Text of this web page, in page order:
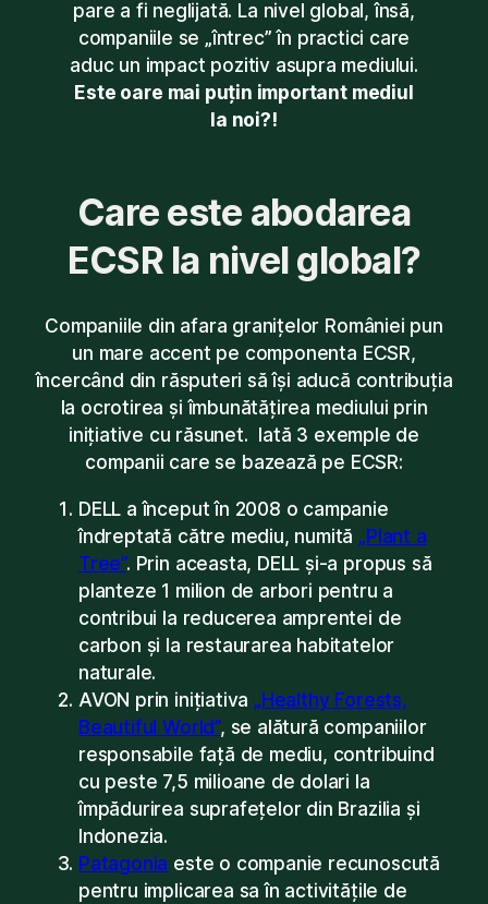
pare a fi neglijată. La nivel global, însă,
companiile se „întrec” în practici care
aduc un impact pozitiv asupra mediului.
Este oare mai puțin important mediul
la noi?!
Care este abodarea
ECSR la nivel global?
Companiile din afara granițelor României pun
un mare accent pe componenta ECSR,
încercând din răsputeri să își aducă contribuția
la ocrotirea și îmbunătățirea mediului prin
inițiative cu răsunet. Iată 3 exemple de
companii care se bazează pe ECSR:
DELL a început în 2008 o campanie
îndreptată către mediu, numită „Plant a
Tree”. Prin aceasta, DELL și-a propus să
planteze 1 milion de arbori pentru a
contribui la reducerea amprentei de
carbon și la restaurarea habitatelor
naturale.
AVON prin inițiativa „Healthy Forests,
Beautiful World”, se alătură companiilor
responsabile față de mediu, contribuind
cu peste 7,5 milioane de dolari la
împădurirea suprafețelor din Brazilia și
Indonezia.
Patagonia este o companie recunoscută
pentru implicarea sa în activitățile de